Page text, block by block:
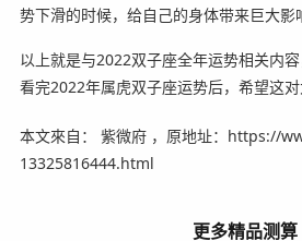
势下滑的时候，给自己的身体带来巨大影
以上就是与2022双子座全年运势相关内容
看完2022年属虎双子座运势后，希望这对
本文來自： 紫微府 ，原地址：https://
13325816444.html
更多精品测算